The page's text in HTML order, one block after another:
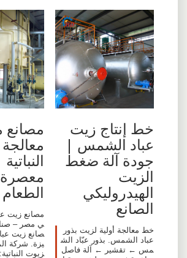
خط إنتاج زيت
عباد الشمس |
جودة آلة ضغط
الزيت
الهيدروليكي
الصانع
خط معالجة أولية لزيت بذور
عباد الشمس. بذور عبّاد الش
مس ← تقشير ← آلة فاصل
الطعام
مصانع زيت
صانع زيت
يزة. شركة
زيوت